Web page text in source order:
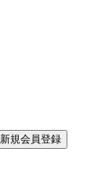
新規会員登録